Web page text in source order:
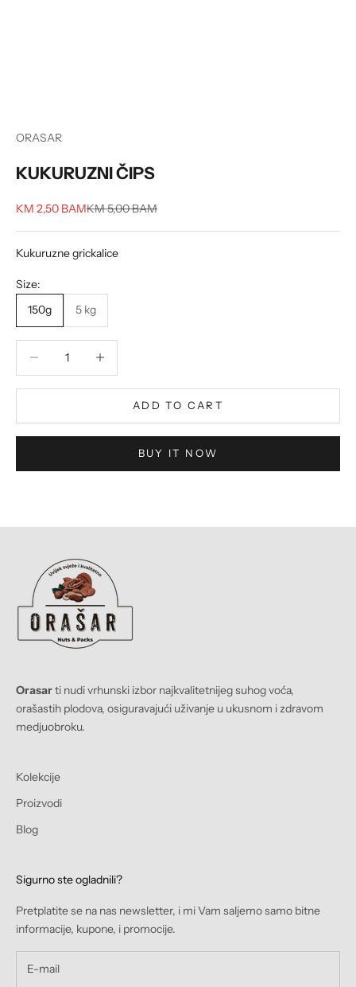
ORASAR
KUKURUZNI ČIPS
Sale price
KM 2,50 BAMRegular price
KM 5,00 BAM
Kukuruzne grickalice
Size:
150g
5 kg
ADD TO CART
BUY IT NOW
Orasarti nudi vrhunski izbor najkvalitetnijeg suhog voća,
orašastih plodova, osiguravajući uživanje u ukusnom i zdravom
medjuobroku.
Kolekcije
Proizvodi
Blog
Sigurno ste ogladnili?
Pretplatite se na nas newsletter, i mi Vam saljemo samo bitne
informacije, kupone, i promocije.